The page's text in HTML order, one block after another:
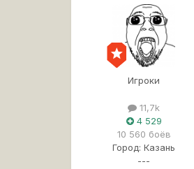
Игроки
11,7k
4 529
10 560 боёв
Город: Казань
---